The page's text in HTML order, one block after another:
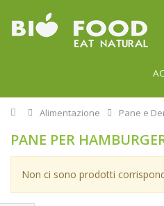
Home
Alimentazione Pane e
PANE PER
Non ci sono prodotti